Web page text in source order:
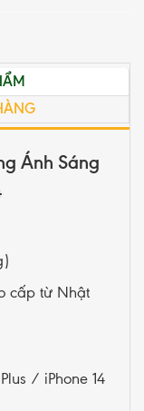
Ánh Sáng
cấp từ Nhật
/ iPhone 14